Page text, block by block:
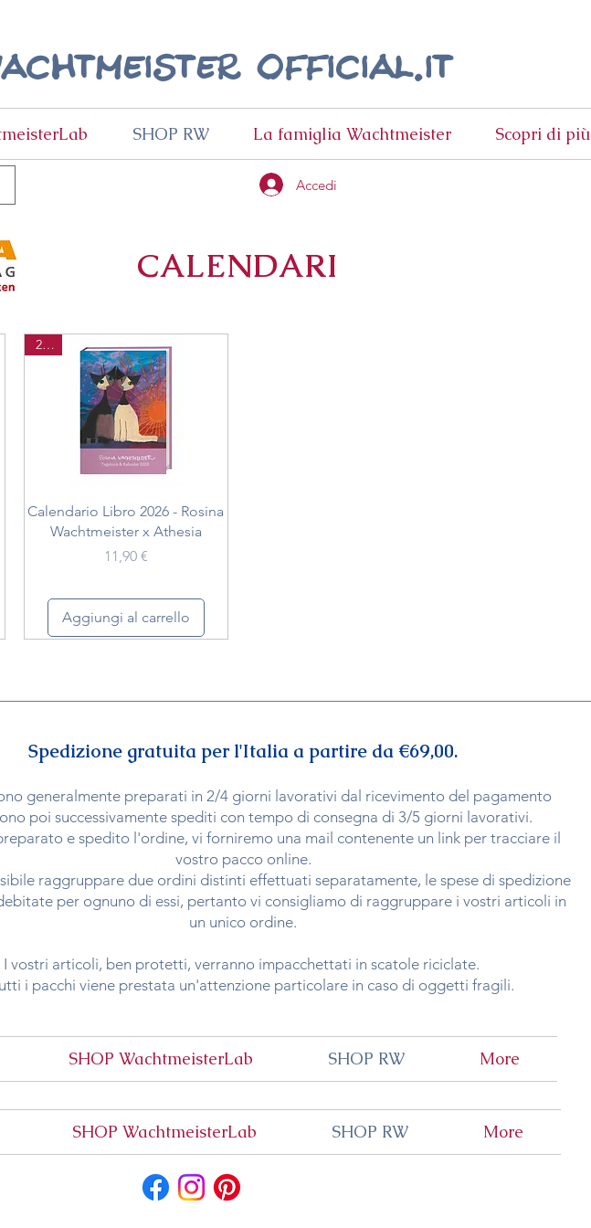
official.it
SHOP RW La famiglia Wachtmeister Scopri di più
Accedi
CALENDARI
Vista rapida
2026
Calendario Libro 2026 - Rosina
Wachtmeister x Athesia
Prezzo
11,90 €
Aggiungi al carrello
Spedizione gratuita per l'Italia a partire da €69,00.
generalmente preparati in 2/4 giorni lavorativi dal ricevimento del pagamento
poi successivamentespediti con tempo di consegna di 3/5 giorni lavorativi.
e spedito l'ordine, vi forniremo una mail contenente un link per tracciare il
vostro pacco online.
raggruppare due ordini distinti effettuati separatamente, le spese di spedizione
per ognuno di essi, pertanto vi consigliamo di raggruppare i vostri articoli in
un unico ordine.
I vostri articoli, ben protetti, verranno impacchettati in scatole riciclate.
i pacchi viene prestata un'attenzione particolare in caso di oggetti fragili.
SHOP WachtmeisterLab SHOP RW More
SHOP WachtmeisterLab SHOP RW More